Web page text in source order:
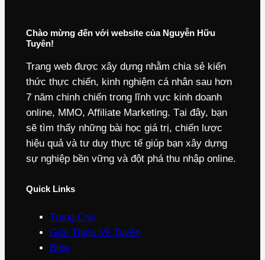
Chào mừng đến với website của Nguyễn Hữu
Tuyên!
Trang web được xây dựng nhằm chia sẻ kiến
thức thực chiến, kinh nghiệm cá nhân sau hơn
7 năm chinh chiến trong lĩnh vực kinh doanh
online, MMO, Affiliate Marketing. Tại đây, bạn
sẽ tìm thấy những bài học giá trị, chiến lược
hiệu quả và tư duy thực tế giúp bạn xây dựng
sự nghiệp bền vững và đột phá thu nhập online.
Quick Links
Trang Chủ
Giới Thiệu Về Tuyên
Blog